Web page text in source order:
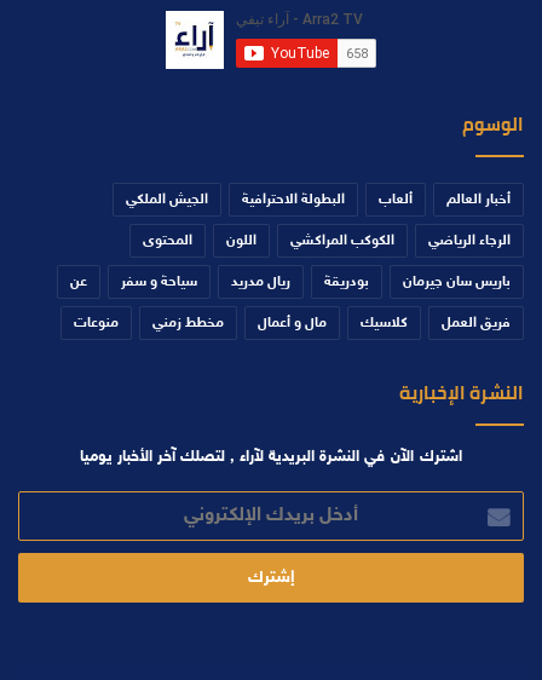
الوسوم
أخبار العالم ألعاب البطولة الاحترافية الجيش الملكي
الرجاء الرياضي الكوكب المراكشي اللون المحتوى
باريس سان جيرمان بودريقة ريال مدريد سياحة و سفر عن
فريق العمل كلاسيك مال و أعمال مخطط زمني منوعات
النشرة الإخبارية
اشترك الآن في النشرة البريدية لآراء , لتصلك آخر الأخبار يوميا
بريدك
الإلكتروني